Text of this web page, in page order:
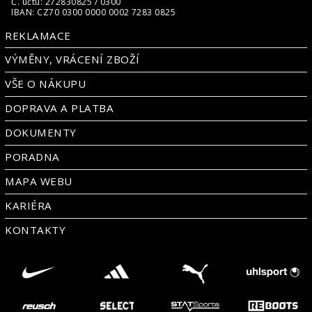
IBAN: CZ70 0300 0000 0002 7283 0825
REKLAMACE
VÝMĚNY, VRÁCENÍ ZBOŽÍ
VŠE O NÁKUPU
DOPRAVA A PLATBA
DOKUMENTY
PORADNA
MAPA WEBU
KARIÉRA
KONTAKTY